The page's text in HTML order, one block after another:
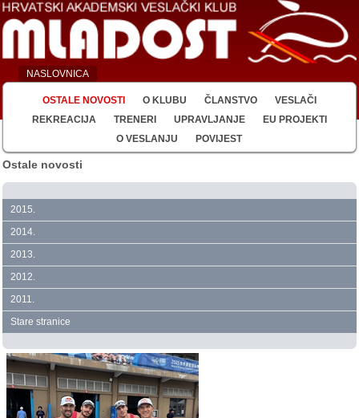
NASLOVNICA
OSTALE NOVOSTI O KLUBU ČLANSTVO
VESLAČI
REKREACIJA
TRENERI UPRAVLJANJE
EU PROJEKTI
O VESLANJU
POVIJEST
Ostale novosti
2015.
2014.
2013.
2012.
2011.
Stare stranice